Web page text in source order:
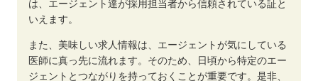
は、エージェント達が採用担当者から信頼されている証と
いえます。
また、美味しい求人情報は、エージェントが気にしている
医師に真っ先に流れます。そのため、日頃から特定のエー
ジェントとつながりを持っておくことが重要です。是非、